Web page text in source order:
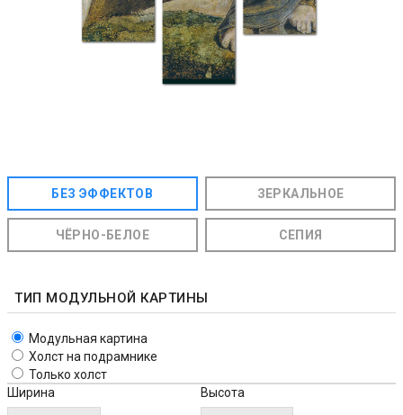
БЕЗ ЭФФЕКТОВ ЗЕРКАЛЬНОЕ
ЧЁРНО-БЕЛОЕ СЕПИЯ
ТИП МОДУЛЬНОЙ КАРТИНЫ
Модульная картина
Холст на подрамнике
Только холст
Ширина
Высота